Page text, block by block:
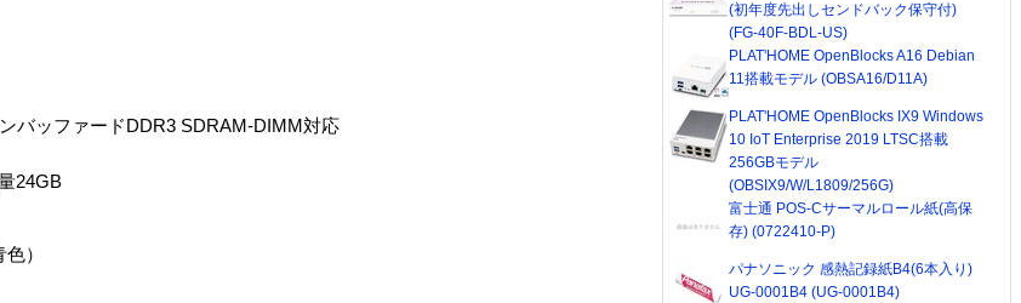
バッファードDDR3 SDRAM-DIMM対応
24GB
）
(初年度先出しセンドバック保守付)
(FG-40F-BDL-US)
PLAT'HOME OpenBlocks A16 Debian
11搭載モデル (OBSA16/D11A)
PLAT'HOME OpenBlocks IX9 Windows
10 IoT Enterprise 2019 LTSC搭載
256GBモデル
(OBSIX9/W/L1809/256G)
富士通 POS-Cサーマルロール紙(高保
存) (0722410-P)
パナソニック 感熱記録紙B4(6本入り)
UG-0001B4 (UG-0001B4)